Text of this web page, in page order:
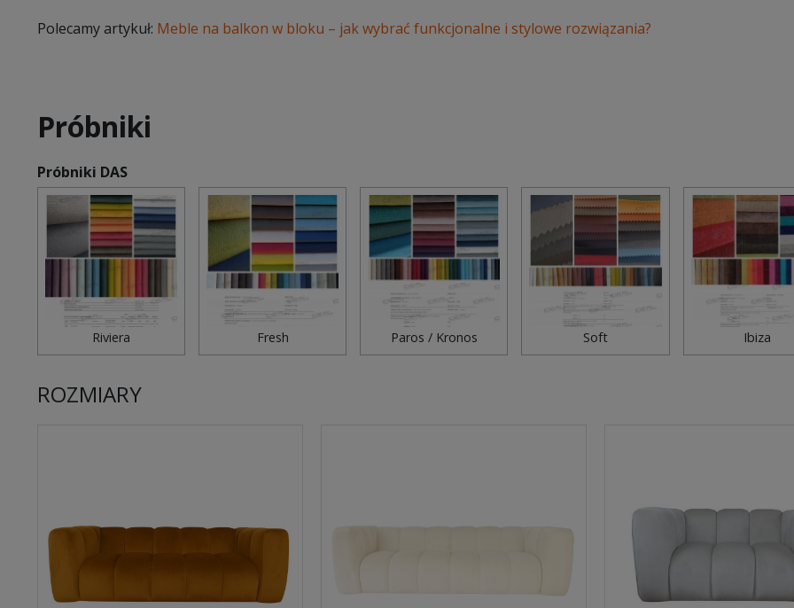
Polecamy artykuł: Meble na balkon w bloku – jak wybrać funkcjonalne i stylowe rozwiązania?
Próbniki
Próbniki DAS
Riviera Fresh Paros / Kronos Soft Ibiza
ROZMIARY